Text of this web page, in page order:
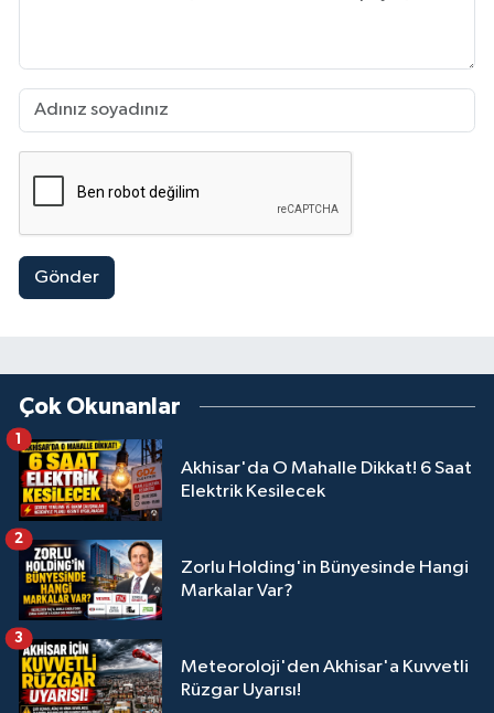
Gönder
Çok Okunanlar
Akhisar'da O Mahalle Dikkat! 6 Saat
Elektrik Kesilecek
1
Zorlu Holding'in Bünyesinde Hangi
Markalar Var?
2
Meteoroloji'den Akhisar'a Kuvvetli
Rüzgar Uyarısı!
3